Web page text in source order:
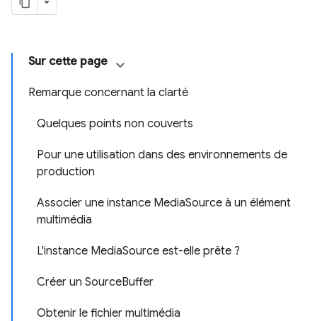
Sur cette page
Remarque concernant la clarté
Quelques points non couverts
Pour une utilisation dans des environnements de
production
Associer une instance MediaSource à un élément
multimédia
L'instance MediaSource est-elle prête ?
Créer un SourceBuffer
Obtenir le fichier multimédia